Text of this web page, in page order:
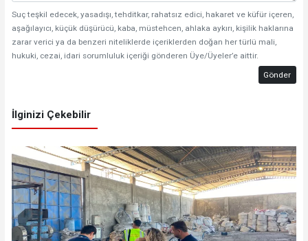
Suç teşkil edecek, yasadışı, tehditkar, rahatsız edici, hakaret ve küfür içeren,
aşağılayıcı, küçük düşürücü, kaba, müstehcen, ahlaka aykırı, kişilik haklarına
zarar verici ya da benzeri niteliklerde içeriklerden doğan her türlü mali,
hukuki, cezai, idari sorumluluk içeriği gönderen Üye/Üyeler’e aittir.
Gönder
İlginizi Çekebilir